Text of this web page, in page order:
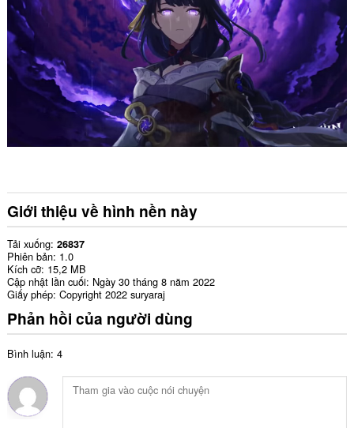
Giới thiệu về hình nền này
Tải xuống 26837
Phiên bản 1.0
Kích cỡ 15,2 MB
Cập nhật lần cuối Ngày 30 tháng 8 năm 2022
Giấy phép Copyright 2022 suryaraj
Phản hồi của người dùng
Bình luận: 4